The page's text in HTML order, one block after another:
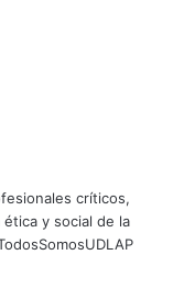
críticos,
y social de la